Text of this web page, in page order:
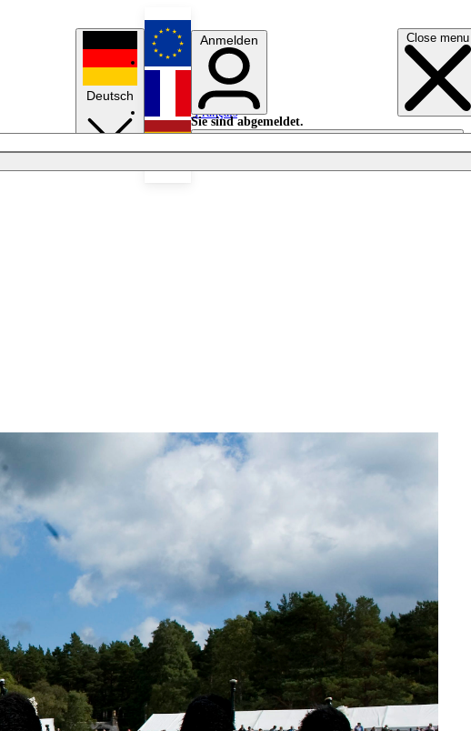
Close menu
Deutsch
English
Français
Anmelden
Sie sind abgemeldet.
Anmelden
Licht aus